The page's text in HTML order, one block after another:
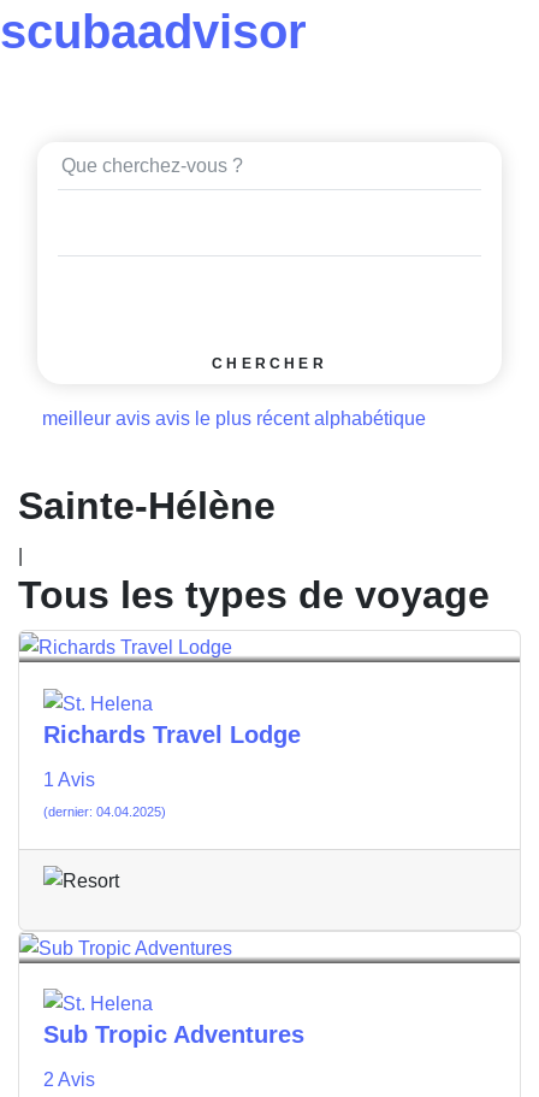
scubaadvisor
CHERCHER
meilleur avis avis le plus récent alphabétique
Sainte-Hélène
Tous les types de voyage
Richards Travel Lodge
1 Avis
(dernier: 04.04.2025)
Sub Tropic Adventures
2 Avis